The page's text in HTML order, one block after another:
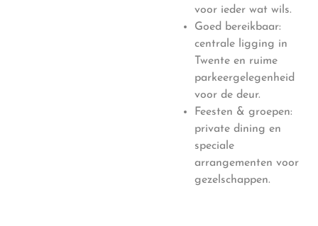
voor ieder wat wils.
Goed bereikbaar:
centrale ligging in
Twente en ruime
parkeergelegenheid
voor de deur.
Feesten & groepen:
private dining en
speciale
arrangementen voor
gezelschappen.